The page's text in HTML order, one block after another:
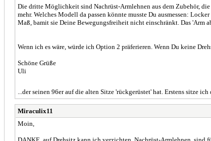
Die dritte Möglichkeit sind Nachrüst-Armlehnen aus dem Zubehör, die
mehr. Welches Modell da passen könnte musste Du ausmessen:
Maß, bamit sie Deine Bewegungsfreiheit nicht einschränkt. Das 'Arm
Wenn ich es wäre, würde ich Option 2 präferieren. Wenn Du keine
Schöne Grüße
Uli
...der seinen 96er auf die alten Sitze 'rückgerüstet' hat. Erstens sitze
Miraculix11
Moin,